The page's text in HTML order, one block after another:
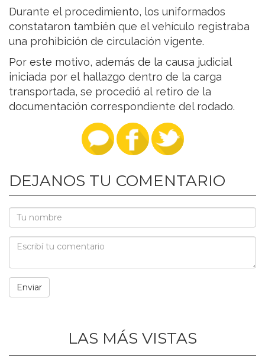
Durante el procedimiento, los uniformados
constataron también que el vehículo registraba
una prohibición de circulación vigente.
Por este motivo, además de la causa judicial
iniciada por el hallazgo dentro de la carga
transportada, se procedió al retiro de la
documentación correspondiente del rodado.
DEJANOS TU COMENTARIO
LAS MÁS VISTAS